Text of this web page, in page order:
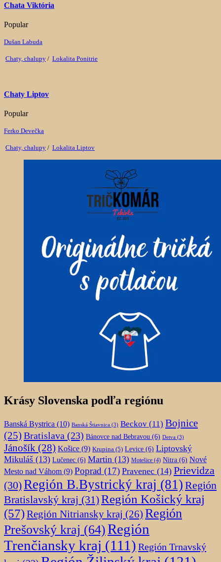
Chata Viktória
Popular
Dušan Labuda
Chaty, chalupy / Lokalita Ponitrie
Chaty Liptov
Popular
Ferko Devečka
Chaty, chalupy / Lokalita Liptov
Krásy Slovenska podľa regiónu
Banská Bystrica (10) Banská Štiavnica (3) Beckov (11) Bojnice
(25) Bratislava (23) Bánovce nad Bebravou (6) Detva (3)
Jánošík (28) Košice (9) Krupina (5) Levice (6) Liptovský
Mikuláš (13) Lučenec (6) Martin (13) Motešice (4) Nitra (6) Nové
Mesto nad Váhom (9) Poprad (17) Pravenec (14) Prievidza
(30)Región B.Bystrický kraj (81) Región
Bratislavský kraj (31)Región Košický kraj
(57)Región Nitriansky kraj (26) Región
Prešovský kraj (64)Región
Trenčiansky kraj (111) Región Trnavský